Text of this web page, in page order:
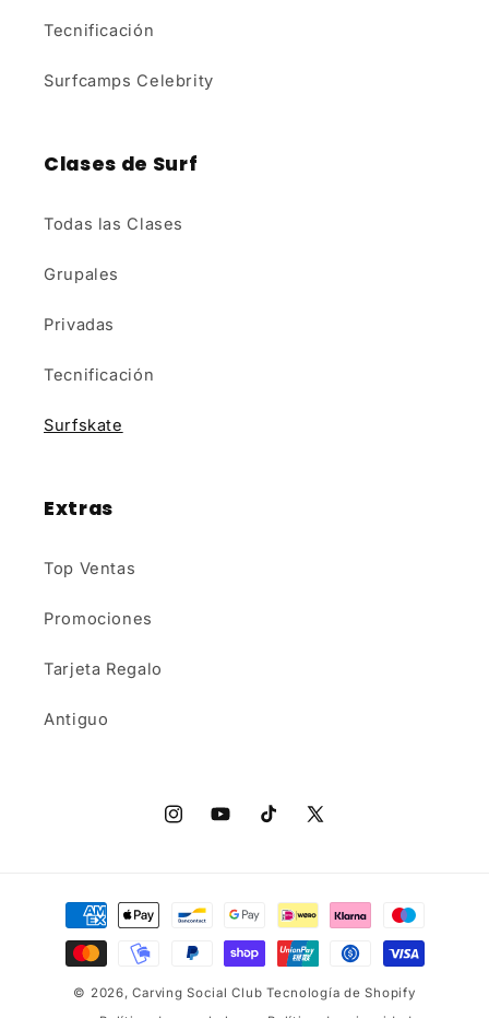
Tecnificación
Surfcamps Celebrity
Clases de Surf
Todas las Clases
Grupales
Privadas
Tecnificación
Surfskate
Extras
Top Ventas
Promociones
Tarjeta Regalo
Antiguo
InstagramYouTubeTikTokX
Formas
pago
© 2026,Carving Social Club Tecnología de Shopify